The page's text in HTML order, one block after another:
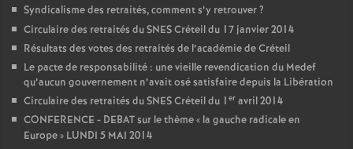
Syndicalisme des retraités, comment s’y retrouver?
Circulaire des retraités duSNESCréteil du 17 janvier 2014
Résultats des votes des retraités de l’académie de Créteil
Le pacte de responsabilité : une vieille revendication du Medef
qu’aucun gouvernement n’avait osé satisfaire depuis la Libération
Circulaire des retraités duSNESCréteil du 1 er avril 2014
CONFERENCE - DEBATsur le thème « la gauche radicale en
Europe» LUNDI 5 MAI 2014